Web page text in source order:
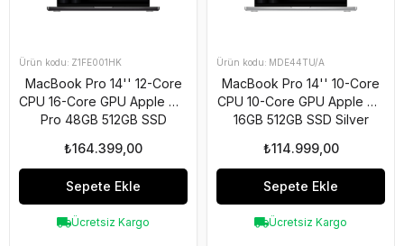
Z1FE001HK
MacBook Pro 14'' 12-Core
CPU 16-Core GPU Apple M4
Pro 48GB 512GB SSD
₺164.399,00
Sepete Ekle
Ücretsiz Kargo
MDE44TU/A
MacBook Pro 14'' 10-Core
CPU 10-Core GPU Apple M5
16GB 512GB SSD Silver
₺114.999,00
Sepete Ekle
Ücretsiz Kargo